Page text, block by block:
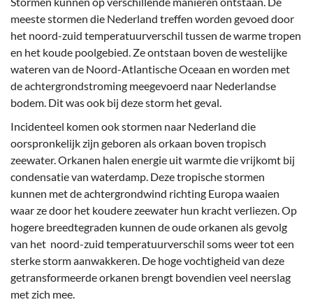
meeste stormen die Nederland treffen worden gevoed door
het noord-zuid temperatuurverschil tussen de warme tropen
en het koude poolgebied. Ze ontstaan boven de westelijke
wateren van de Noord-Atlantische Oceaan en worden met
de achtergrondstroming meegevoerd naar Nederlandse
bodem. Dit was ook bij deze storm het geval.
Incidenteel komen ook stormen naar Nederland die
oorspronkelijk zijn geboren als orkaan boven tropisch
zeewater. Orkanen halen energie uit warmte die vrijkomt bij
condensatie van waterdamp. Deze tropische stormen
kunnen met de achtergrondwind richting Europa waaien
waar ze door het koudere zeewater hun kracht verliezen. Op
hogere breedtegraden kunnen de oude orkanen als gevolg
van het noord-zuid temperatuurverschil soms weer tot een
sterke storm aanwakkeren. De hoge vochtigheid van deze
getransformeerde orkanen brengt bovendien veel neerslag
met zich mee.